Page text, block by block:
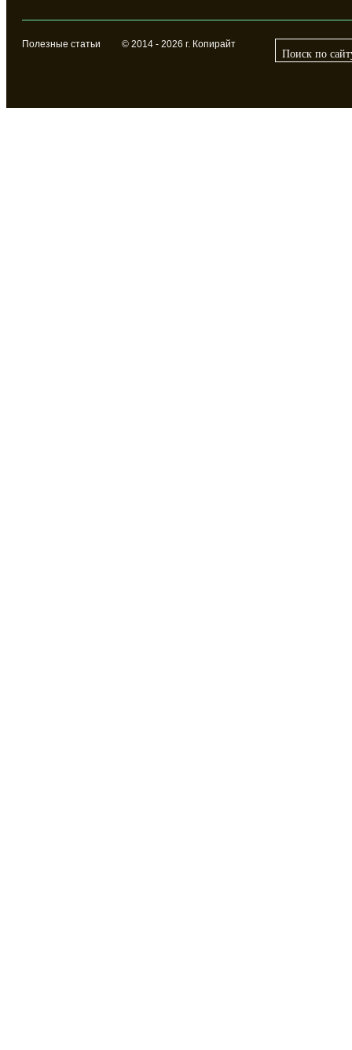
Полезные статьи © 2014 - 2026 г. Копирайт